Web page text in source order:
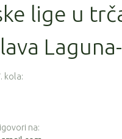
lige u
kola:
na: